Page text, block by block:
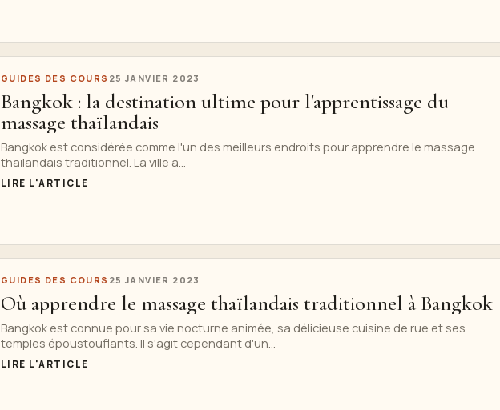
GUIDES DES COURS 25 JANVIER 2023
Bangkok : la destination ultime pour l'apprentissage du
massage thaïlandais
Bangkok est considérée comme l'un des meilleurs endroits pour apprendre le massage
thaïlandais traditionnel. La ville a...
LIRE L'ARTICLE
GUIDES DES COURS 25 JANVIER 2023
Où apprendre le massage thaïlandais traditionnel à Bangkok
Bangkok est connue pour sa vie nocturne animée, sa délicieuse cuisine de rue et ses
temples époustouflants. Il s'agit cependant d'un...
LIRE L'ARTICLE